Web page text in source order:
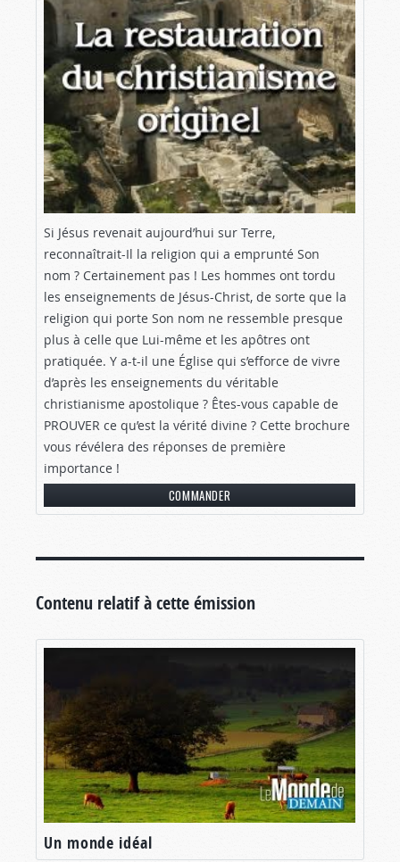
Si Jésus revenait aujourd’hui sur Terre,
reconnaîtrait-Il la religion qui a emprunté Son
nom ? Certainement pas ! Les hommes ont tordu
les enseignements de Jésus-Christ, de sorte que la
religion qui porte Son nom ne ressemble presque
plus à celle que Lui-même et les apôtres ont
pratiquée. Y a-t-il une Église qui s’efforce de vivre
d’après les enseignements du véritable
christianisme apostolique ? Êtes-vous capable de
PROUVER ce qu’est la vérité divine ? Cette brochure
vous révélera des réponses de première
importance !
COMMANDER
Contenu relatif à cette émission
Un monde idéal